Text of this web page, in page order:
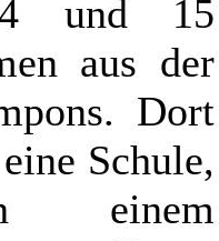
und 15
aus der
Dort
Schule,
einem